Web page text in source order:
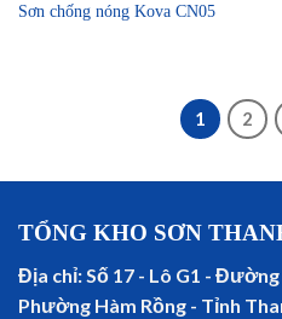
Sơn chống nóng Kova CN05
1 2
TỔNG KHO SƠN
Địa chỉ: Số 17 - Lô G1 -
Phường Hàm Rồng - Tỉnh